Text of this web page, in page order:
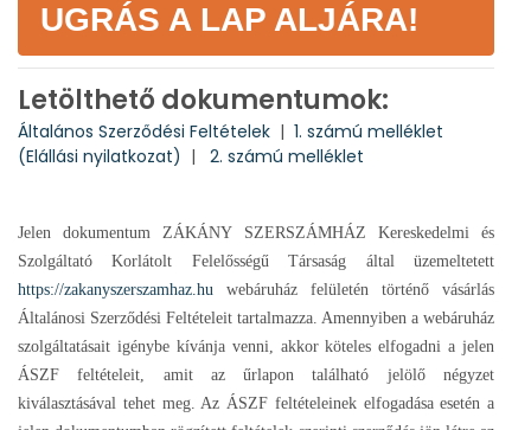
UGRÁS A LAP ALJÁRA!
Letölthető dokumentumok:
Általános Szerződési Feltételek | 1. számú melléklet
(Elállási nyilatkozat) | 2. számú melléklet
Jelen dokumentum ZÁKÁNY SZERSZÁMHÁZ Kereskedelmi és
Szolgáltató Korlátolt Felelősségű Társaság által üzemeltetett
https://zakanyszerszamhaz.hu webáruház felületén történő vásárlás
Általánosi Szerződési Feltételeit tartalmazza. Amennyiben a webáruház
szolgáltatásait igénybe kívánja venni, akkor köteles elfogadni a jelen
ÁSZF feltételeit, amit az űrlapon található jelölő négyzet
kiválasztásával tehet meg. Az ÁSZF feltételeinek elfogadása esetén a